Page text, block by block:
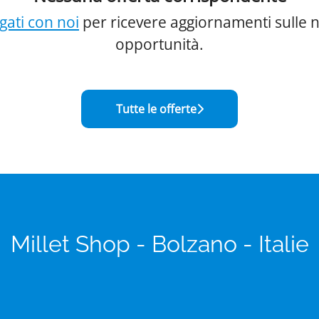
con noi per ricevere aggiornamenti sulle
opportunità.
Tutte le offerte
Millet Shop - Bolzano - Italie